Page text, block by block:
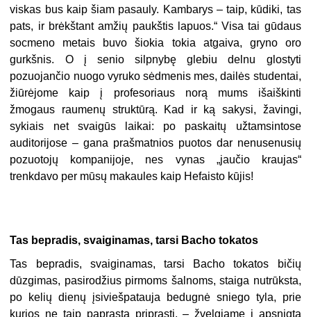
viskas bus kaip šiam pasauly. Kambarys – taip, kūdiki, tas
pats, ir brėkštant amžių paukštis lapuos.“ Visa tai gūdaus
socmeno metais buvo šiokia tokia atgaiva, gryno oro
gurkšnis. O į senio silpnybę glebiu delnu glostyti
pozuojančio nuogo vyruko sėdmenis mes, dailės studentai,
žiūrėjome kaip į profesoriaus norą mums išaiškinti
žmogaus raumenų struktūrą. Kad ir ką sakysi, žavingi,
sykiais net svaigūs laikai: po paskaitų užtamsintose
auditorijose – gana prašmatnios puotos dar nenusenusių
pozuotojų kompanijoje, nes vynas „jaučio kraujas“
trenkdavo per mūsų makaules kaip Hefaisto kūjis!
Tas bepradis, svaiginamas, tarsi Bacho tokatos
Tas bepradis, svaiginamas, tarsi Bacho tokatos bičių
dūzgimas, pasirodžius pirmoms šalnoms, staiga nutrūksta,
po kelių dienų įsiviešpatauja bedugnė sniego tyla, prie
kurios ne taip paprasta priprasti, – žvelgiame į apsnigtą